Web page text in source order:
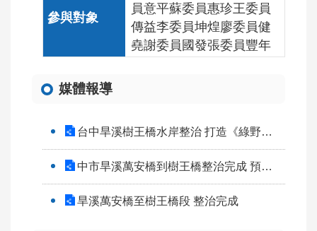
員意平蘇委員惠珍王委員
傳益李委員坤煌廖委員健
堯謝委員國發張委員豐年
媒體報導
台中旱溪樹王橋水岸整治 打造《綠野仙蹤》童話幻境
中市旱溪萬安橋到樹王橋整治完成 預計10月開放
旱溪萬安橋至樹王橋段 整治完成